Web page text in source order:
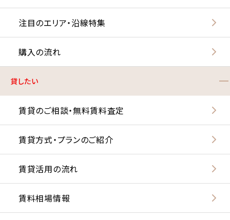
注目のエリア・沿線特集
購入の流れ
貸したい
賃貸のご相談・無料賃料査定
賃貸方式・プランのご紹介
賃貸活用の流れ
賃料相場情報